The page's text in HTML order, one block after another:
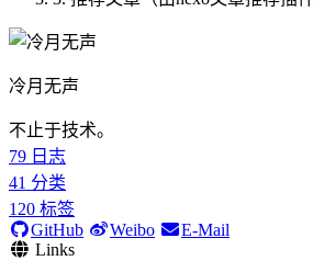
冷月无声
不止于技术。
79 日志
41 分类
120 标签
GitHub
Weibo
E-Mail
Links